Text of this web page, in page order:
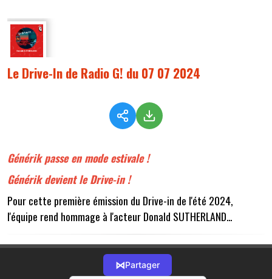
Le Drive-In de Radio G! du 07 07 2024
Générik passe en mode estivale !
Générik devient le Drive-in !
Pour cette première émission du Drive-in de l'été 2024,
l'équipe rend hommage à l'acteur Donald SUTHERLAND...
⋈Partager